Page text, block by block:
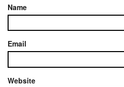
Name
Email
Website